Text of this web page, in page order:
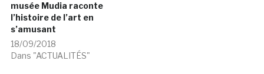
musée Mudia raconte
l’histoire de l’art en
s’amusant
18/09/2018
Dans "ACTUALITÉS"